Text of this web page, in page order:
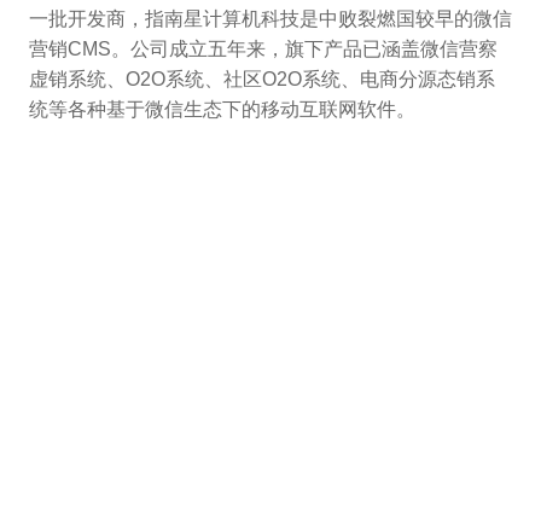
一批开发商，指南星计算机科技是中败裂燃国较早的微信
营销CMS。公司成立五年来，旗下产品已涵盖微信营察
虚销系统、O2O系统、社区O2O系统、电商分源态销系
统等各种基于微信生态下的移动互联网软件。